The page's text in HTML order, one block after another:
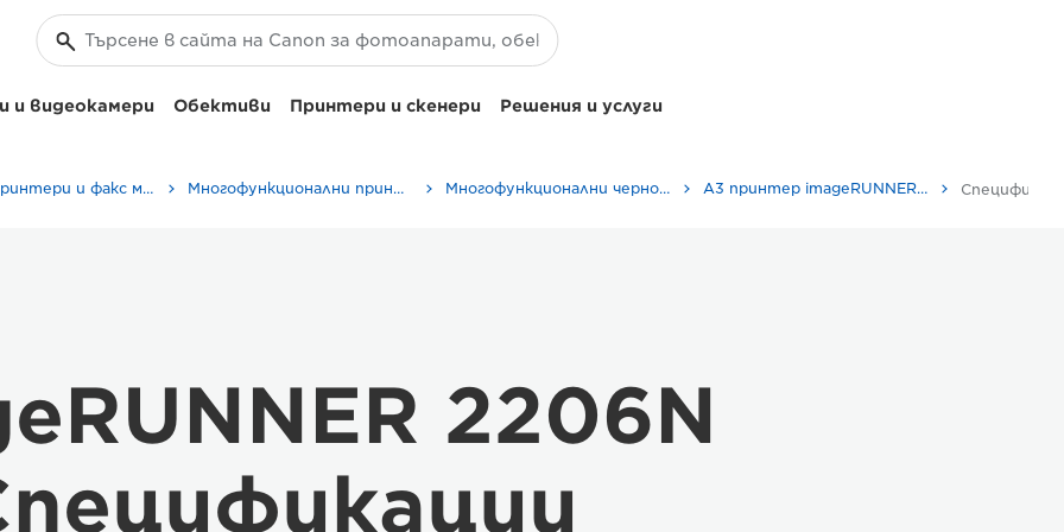
видеокамери Обективи Принтери и скенери Решения и услуги
Бизнес принтери и факс машини Многофункционални принтери – принтери "всичко в едно" Многофункционални черно-бели принтери A3 принтер imageRUNNER 2206N
2206N